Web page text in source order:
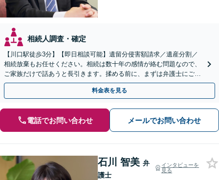
相続人調査・確定
【川口駅徒歩3分】【即日相談可能】遺留分侵害額請求／遺産分割／
相続放棄もお任せください。相続は数十年の感情が絡む問題なので、
ご家族だけで話あうと長引きます。揉める前に、まずは弁護士にご相
談ください。
料金表を見る
電話でお問い合わせ メールでお問い合わせ
石川 智美 弁
護士
インタビューを
見る